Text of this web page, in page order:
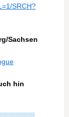
SRCH?
Sachsen
hin